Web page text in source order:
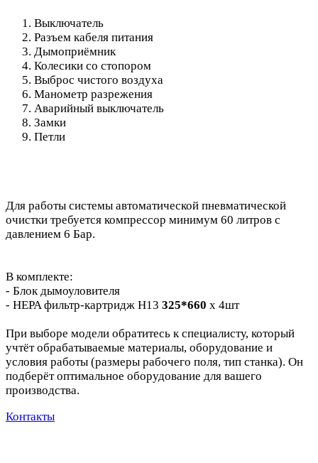
Выключатель
Разъем кабеля питания
Дымоприёмник
Колесики со стопором
Выброс чистого воздуха
Манометр разрежения
Аварийный выключатель
Замки
Петли
Для работы системы автоматической пневматической
очистки требуется компрессор минимум 60 литров с
давлением 6 Бар.
В комплекте:
- Блок дымоуловителя
- HEPA фильтр-картридж H13 325*660 х 4шт
При выборе модели обратитесь к специалисту, который
учтёт обрабатываемые материалы, оборудование и
условия работы (размеры рабочего поля, тип станка). Он
подберёт оптимальное оборудование для вашего
производства.
Контакты